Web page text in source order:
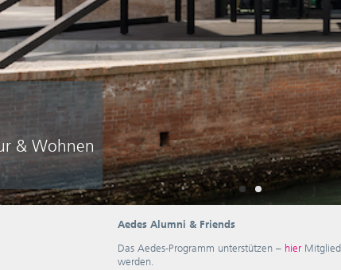
& Wohnen
Aedes Alumni & Friends
Das Aedes-Programm unterstützen – hier Mitglied
werden.